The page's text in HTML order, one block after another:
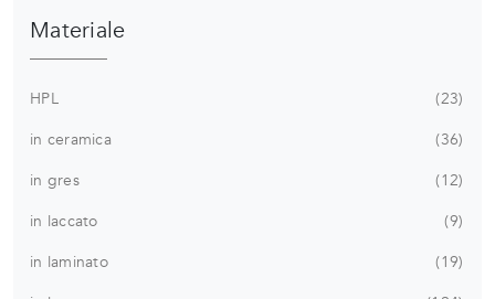
Materiale
HPL
23
in ceramica
36
in gres
12
in laccato
9
in laminato
19